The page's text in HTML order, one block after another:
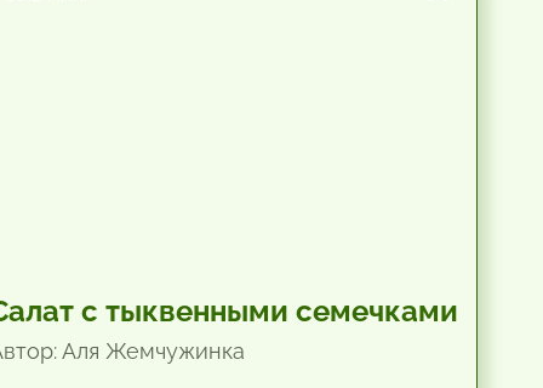
с тыквенными семечками
Аля Жемчужинка